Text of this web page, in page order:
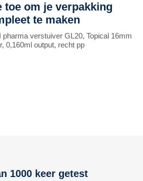
toe om je verpakking
te maken
verstuiver GL20, Topical 16mm
0,160ml output, recht pp
1000 keer getest